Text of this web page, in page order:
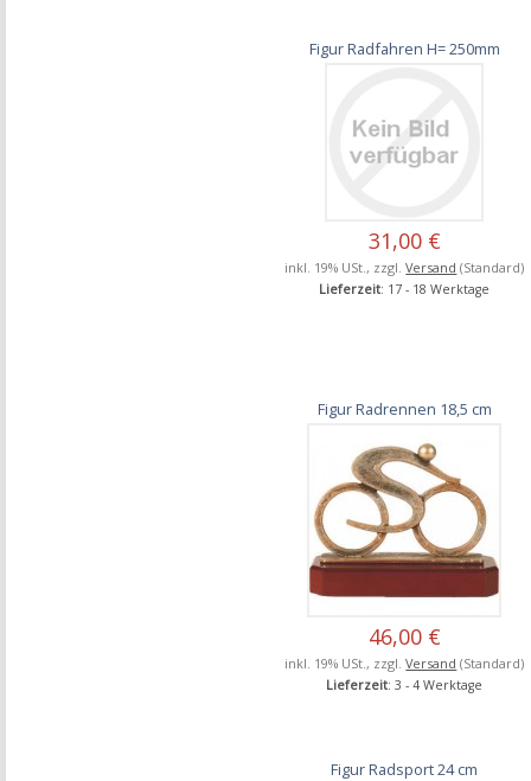
Figur Radfahren H= 250mm
31,00 €
inkl. 19% USt., zzgl.Versand (Standard)
Lieferzeit: 17 - 18 Werktage
Figur Radrennen 18,5 cm
46,00 €
inkl. 19% USt., zzgl.Versand (Standard)
Lieferzeit: 3 - 4 Werktage
Figur Radsport 24 cm